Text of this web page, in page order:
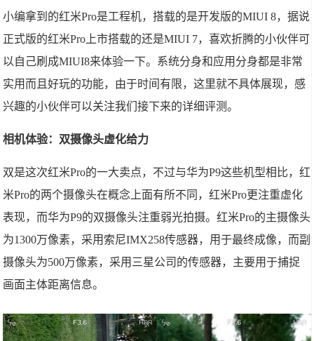
小编拿到的红米Pro是工程机，搭载的是开发版的MIUI 8，据说
正式版的红米Pro上市搭载的还是MIUI 7，喜欢折腾的小伙伴可
以自己刷成MIUI8来体验一下。系统分身和应用分身都是非常
实用而且好玩的功能，由于时间有限，这里就不具体展现，感
兴趣的小伙伴可以关注我们接下来的详细评测。
相机体验：双摄像头虚化给力
双是这次红米Pro的一大卖点，不过与华为P9这些机型相比，红
米Pro的两个摄像头在概念上面有所不同，红米Pro更注重虚化
表现，而华为P9的双摄像头注重弱光拍摄。红米Pro的主摄像头
为1300万像素，采用索尼IMX258传感器，用于最终成像，而副
摄像头为500万像素，采用三星公司的传感器，主要用于捕捉
画面主体距离信息。